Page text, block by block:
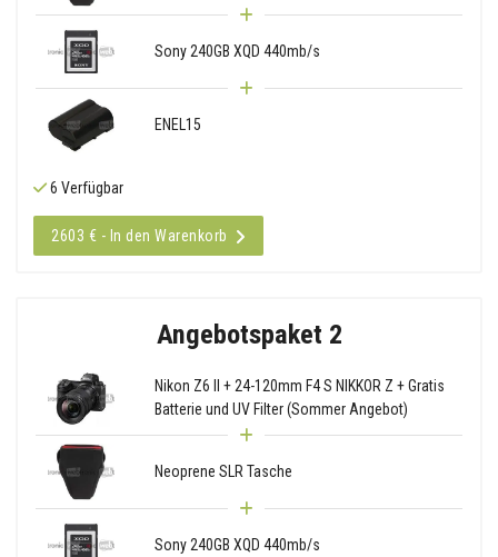
Sony 240GB XQD 440mb/s
ENEL15
6 Verfügbar
2603 € - In den Warenkorb
Angebotspaket 2
Nikon Z6 II + 24-120mm F4 S NIKKOR Z + Gratis
Batterie und UV Filter (Sommer Angebot)
Neoprene SLR Tasche
Sony 240GB XQD 440mb/s